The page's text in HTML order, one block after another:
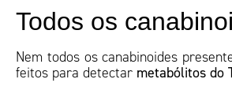
Todos os
Nem todos os canabinoides
feitos para detectar metabólitos do